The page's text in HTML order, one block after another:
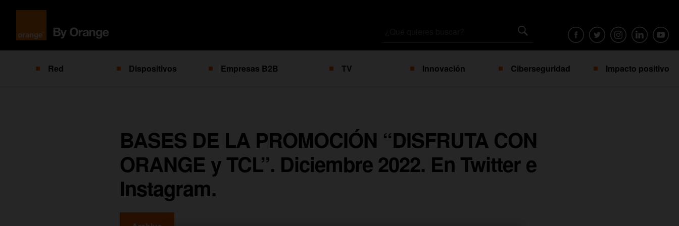
Red Dispositivos Empresas B2B TV Innovación Ciberseguridad Impacto positivo
BASES DE LA PROMOCIÓN “DISFRUTA CON
ORANGE y TCL”. Diciembre 2022. En Twitter e
Instagram.